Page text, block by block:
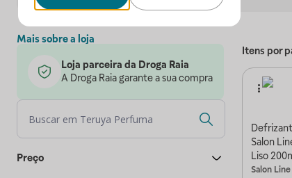
Mais sobre a loja
Loja parceira da Droga Raia
A Droga Raia garante a sua compra
Preço
Itens por
Salon
Liso
Salon Line